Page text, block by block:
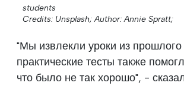
students
Credits: Unsplash; Author: Annie Spratt;
"Мы извлекли уроки из прошлого
практические тесты также
что было не так хорошо", -